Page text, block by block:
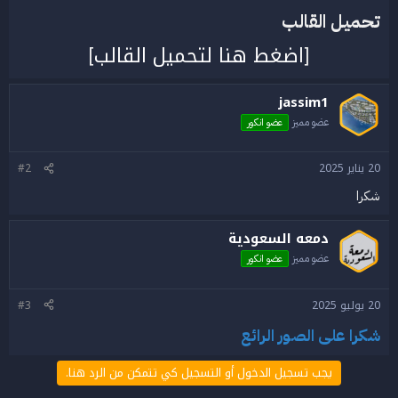
تحميل القالب​
[اضغط هنا لتحميل القالب]
jassim1
عضو مميز عضو انكور
20 يناير 2025
#2
شكرا
دمعه السعودية
عضو مميز عضو انكور
20 يوليو 2025 #3
شكرا على الصور الرائع
يجب تسجيل الدخول أو التسجيل كي تتمكن من الرد هنا.